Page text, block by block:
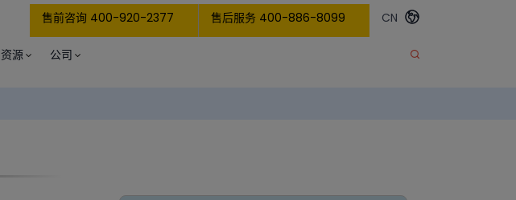
售前咨询 400-920-2377 售后服务 400-886-8099 CN
资源 公司